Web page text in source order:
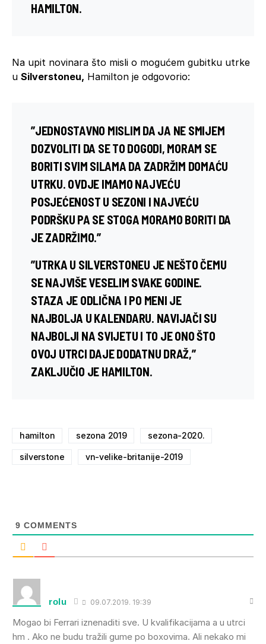
HAMILTON.
Na upit novinara što misli o mogućem gubitku utrke
u Silverstoneu, Hamilton je odgovorio:
”JEDNOSTAVNO MISLIM DA JA NE SMIJEM
DOZVOLITI DA SE TO DOGODI, MORAM SE
BORITI SVIM SILAMA DA ZADRŽIM DOMAĆU
UTRKU. OVDJE IMAMO NAJVEĆU
POSJEĆENOST U SEZONI I NAJVEĆU
PODRŠKU PA SE STOGA MORAMO BORITI DA
JE ZADRŽIMO.”
”UTRKA U SILVERSTONEU JE NEŠTO ČEMU
SE NAJVIŠE VESELIM SVAKE GODINE.
STAZA JE ODLIČNA I PO MENI JE
NAJBOLJA U KALENDARU. NAVIJAČI SU
NAJBOLJI NA SVIJETU I TO JE ONO ŠTO
OVOJ UTRCI DAJE DODATNU DRAŽ,”
ZAKLJUČIO JE HAMILTON.
hamilton sezona 2019 sezona-2020.
silverstone vn-velike-britanije-2019
9 COMMENTS
rolu 09.07.2019. 19:39
Mogao bi Ferrari iznenaditi sve. U kvalifikacijama a u utrci
hm . Ako ne budu tražili gume po boxovima. Ali nekako mi